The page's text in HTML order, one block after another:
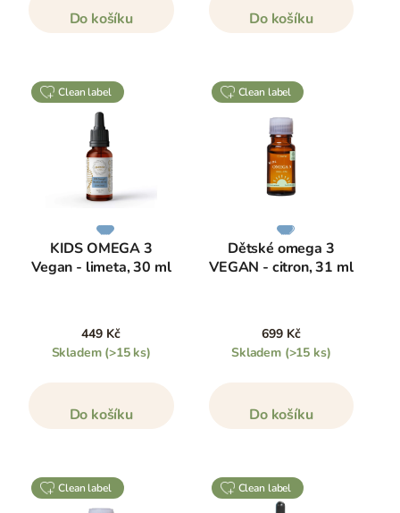
Do košíku Do košíku
clean label
KIDS OMEGA 3
Vegan - limeta, 30 ml
449 Kč
Skladem (>15 ks)
Do košíku
clean label
Dětské omega 3
VEGAN - citron, 31 ml
699 Kč
Skladem (>15 ks)
Do košíku
clean label clean label